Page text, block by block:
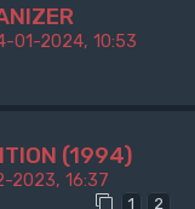
01-2024, 10:53
(1994)
2023, 16:37
1 2